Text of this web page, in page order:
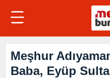
Meşhur
Baba, Eyüp